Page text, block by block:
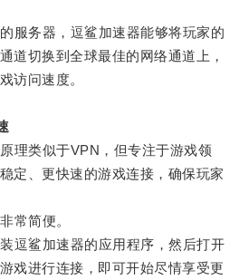
务器，逗鲨加速器能够将玩家的
道切换到全球最佳的网络通道上，
访问速度。
类似于VPN，但专注于游戏领
定、更快速的游戏连接，确保玩家
简便。
鲨加速器的应用程序，然后打开
戏进行连接，即可开始尽情享受更